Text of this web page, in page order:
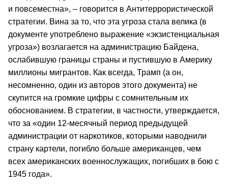
и повсеместна», – говорится в Антитеррористической
стратегии. Вина за то, что эта угроза стала велика (в
документе употреблено выражение «экзистенциальная
угроза») возлагается на администрацию Байдена,
ослабившую границы страны и пустившую в Америку
миллионы мигрантов. Как всегда, Трамп (а он,
несомненно, один из авторов этого документа) не
скупится на громкие цифры с сомнительным их
обоснованием. В стратегии, в частности, утверждается,
что за «один 12-месячный период предыдущей
администрации от наркотиков, которыми наводнили
страну картели, погибло больше американцев, чем
всех американских военнослужащих, погибших в бою с
1945 года».